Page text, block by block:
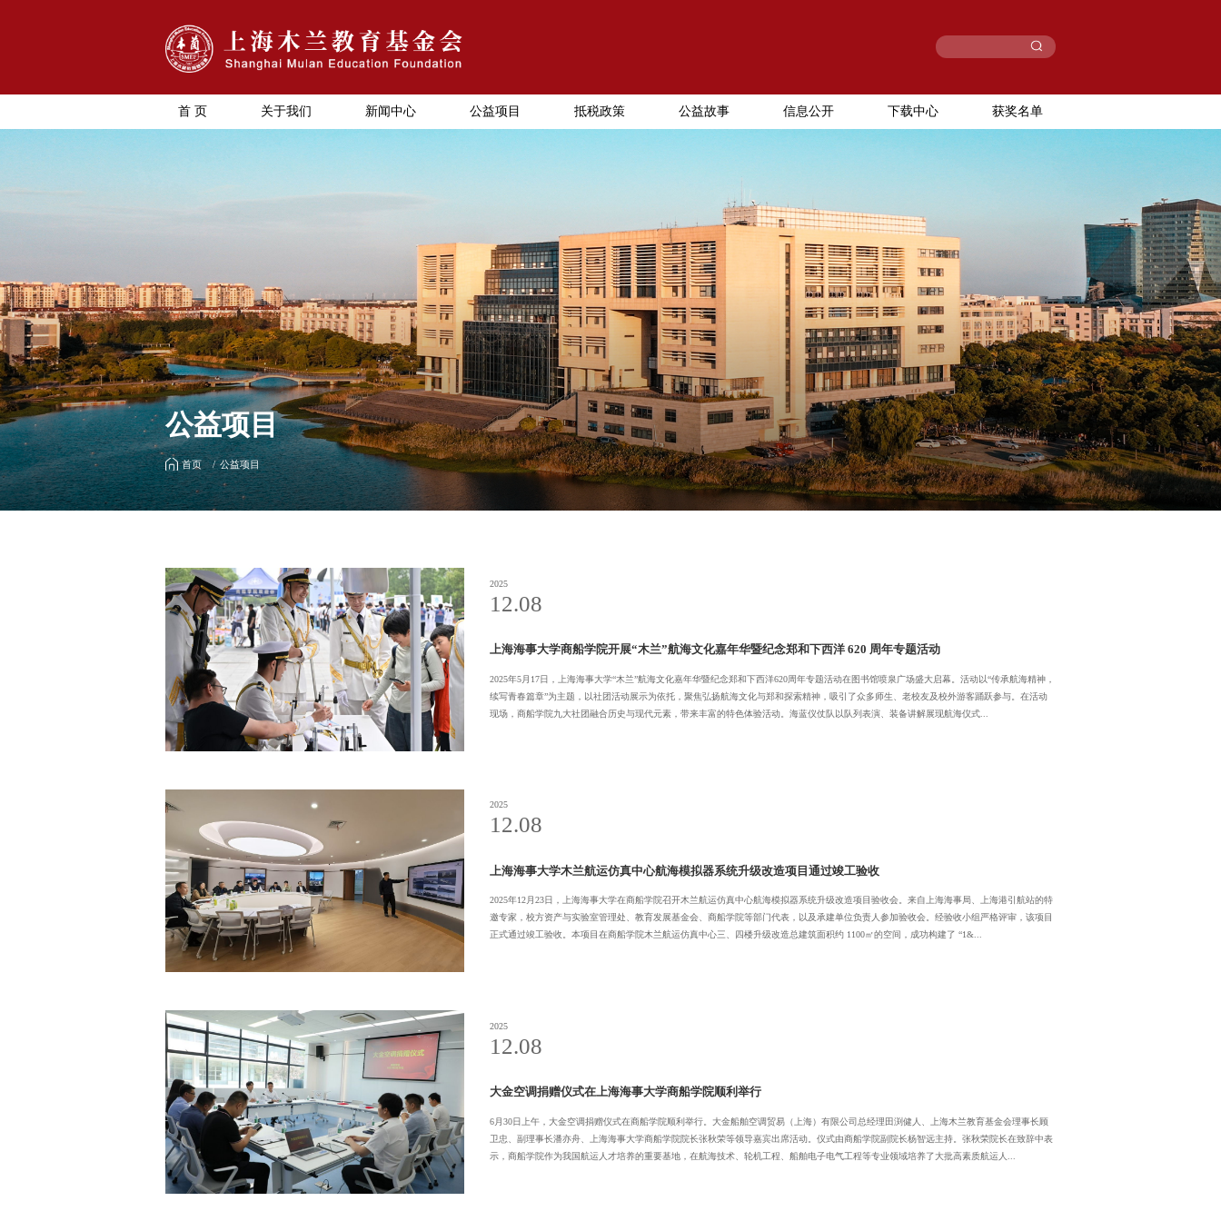
首 页 关于我们 新闻中心 公益项目 抵税政策 公益故事 信息公开 下载中心 获奖名单
公益项目
首页 公益项目
2025
12.08
上海海事大学商船学院开展“木兰”航海文化嘉年华暨纪念郑和下西洋 620 周年专题活动
2025年5月17日，上海海事大学“木兰”航海文化嘉年华暨纪念郑和下西洋620周年专题活动在图书馆喷泉广场盛大启幕。活动以“传承航海精神，
续写青春篇章”为主题，以社团活动展示为依托，聚焦弘扬航海文化与郑和探索精神，吸引了众多师生、老校友及校外游客踊跃参与。在活动
现场，商船学院九大社团融合历史与现代元素，带来丰富的特色体验活动。海蓝仪仗队以队列表演、装备讲解展现航海仪式...
2025
12.08
上海海事大学木兰航运仿真中心航海模拟器系统升级改造项目通过竣工验收
2025年12月23日，上海海事大学在商船学院召开木兰航运仿真中心航海模拟器系统升级改造项目验收会。来自上海海事局、上海港引航站的特
邀专家，校方资产与实验室管理处、教育发展基金会、商船学院等部门代表，以及承建单位负责人参加验收会。经验收小组严格评审，该项目
正式通过竣工验收。本项目在商船学院木兰航运仿真中心三、四楼升级改造总建筑面积约 1100㎡的空间，成功构建了 “1&...
2025
12.08
大金空调捐赠仪式在上海海事大学商船学院顺利举行
6月30日上午，大金空调捐赠仪式在商船学院顺利举行。大金船舶空调贸易（上海）有限公司总经理田渕健人、上海木兰教育基金会理事长顾
卫忠、副理事长潘亦舟、上海海事大学商船学院院长张秋荣等领导嘉宾出席活动。仪式由商船学院副院长杨智远主持。张秋荣院长在致辞中表
示，商船学院作为我国航运人才培养的重要基地，在航海技术、轮机工程、船舶电子电气工程等专业领域培养了大批高素质航运人...